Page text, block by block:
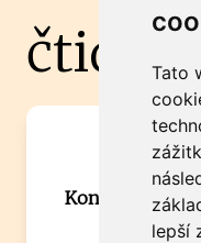
Tato
lepší
Máte
Kontaktujte